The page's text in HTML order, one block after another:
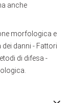
anche
morfologica e
danni - Fattori
di difesa -